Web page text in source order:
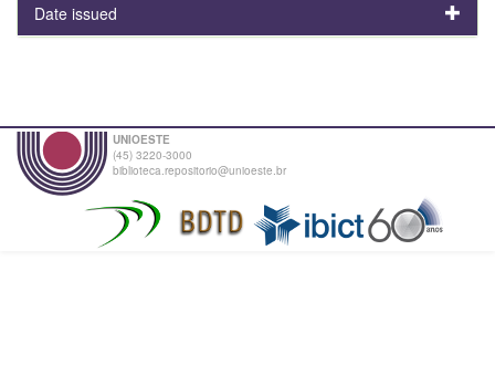
Date issued
UNIOESTE
(45) 3220-3000
biblioteca.repositorio@unioeste.br